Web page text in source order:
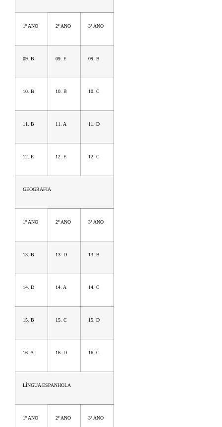
1º ANO 2º ANO 3º ANO
09. B 09. E 09. B
10. B 10. B 10. C
11. B 11. A 11. D
12. E 12. E 12. C
GEOGRAFIA
1º ANO 2º ANO 3º ANO
13. B 13. D 13. B
14. D 14. A 14. C
15. B 15. C 15. D
16. A 16. D 16. C
LÍNGUA ESPANHOLA
1º ANO 2º ANO 3º ANO